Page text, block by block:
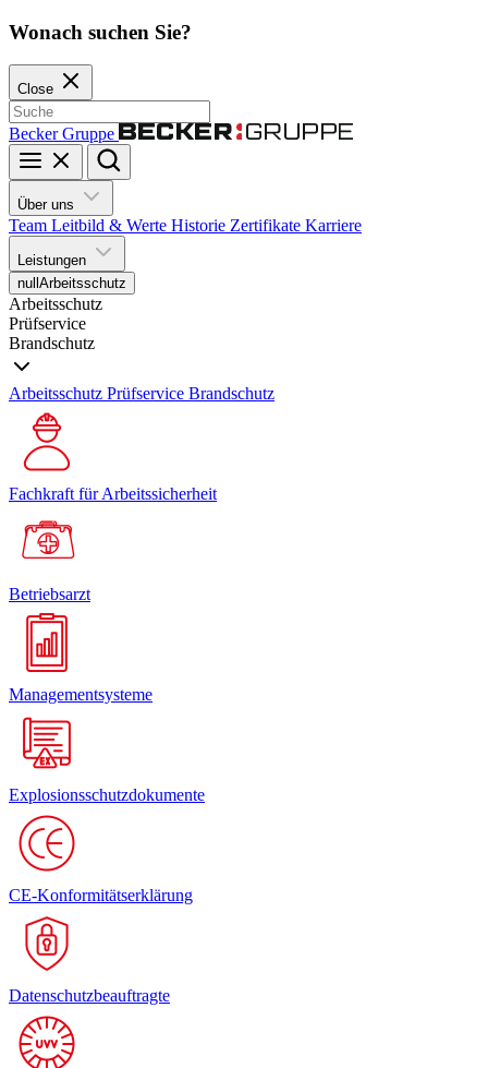
Wonach suchen Sie?
Close
Becker Gruppe
Über uns
Team Leitbild & Werte Historie Zertifikate Karriere
Leistungen
null Arbeitsschutz
Arbeitsschutz
Prüfservice
Brandschutz
Arbeitsschutz Prüfservice Brandschutz
Fachkraft für Arbeitssicherheit
Betriebsarzt
Managementsysteme
Explosionsschutzdokumente
CE-Konformitätserklärung
Datenschutzbeauftragte